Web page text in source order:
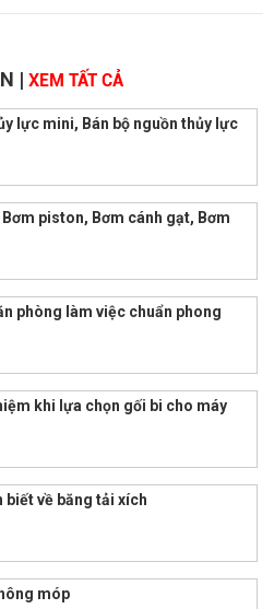
| XEM TẤT CẢ
lực mini, Bán bộ nguồn thủy lực
piston, Bơm cánh gạt, Bơm
phòng làm việc chuẩn phong
khi lựa chọn gối bi cho máy
biết về băng tải xích
móp